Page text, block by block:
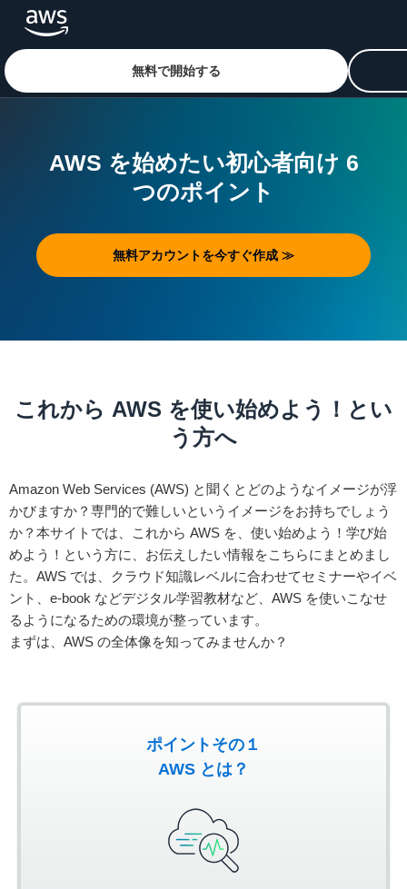
無料で開始する
AWS を始めたい初心者向け 6
つのポイント
無料アカウントを今すぐ作成 ≫
これから AWS を使い始めよう！とい
う方へ
Amazon Web Services (AWS) と聞くとどのようなイメージが浮
かびますか？専門的で難しいというイメージをお持ちでしょう
か？本サイトでは、これから AWS を、使い始めよう！学び始
めよう！という方に、お伝えしたい情報をこちらにまとめまし
た。AWS では、クラウド知識レベルに合わせてセミナーやイベ
ント、e-book などデジタル学習教材など、AWS を使いこなせ
るようになるための環境が整っています。
まずは、AWS の全体像を知ってみませんか？
ポイントその１
AWS とは？